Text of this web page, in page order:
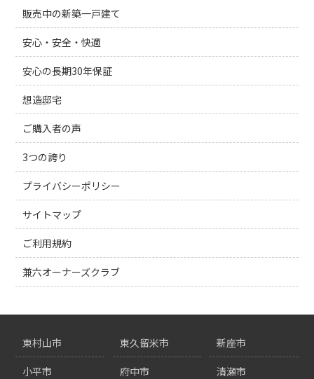
販売中の新築一戸建て
安心・安全・快適
安心の長期30年保証
想造邸宅
ご購入者の声
3つの誇り
プライバシーポリシー
サイトマップ
ご利用規約
兼六オーナーズクラブ
東村山市 東久留米市 新座市
小平市 府中市 清瀬市